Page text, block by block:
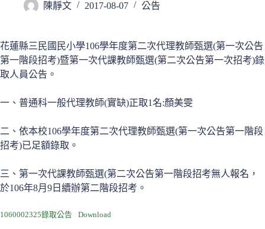
陳靜文 2017-08-07 公告
花蓮縣三民國民小學106學年度第二次代理教師甄選(第一次公告
第一階段招考)暨第一次代課教師甄選(第二次公告第一次招考)錄
取人員公告。
一、普通科一般代理教師(實缺)正取1名:顏美雯
二、依本校106學年度第二次代理教師甄選(第一次公告第一階段
招考)已足額錄取。
三、第一次代課教師甄選(第二次公告第一階段招考無人報名，
於106年8月9日續辦第二階段招考。
1060002325錄取公告 Download